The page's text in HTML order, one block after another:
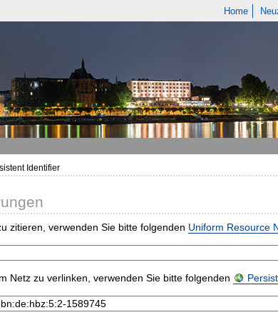
Home
Identifier
zitieren, verwenden Sie bitte folgenden Uniform Resource
Netz zu verlinken, verwenden Sie bitte folgenden